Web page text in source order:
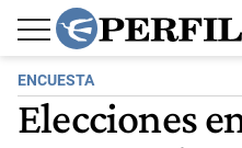
ENCUESTA
Elecciones